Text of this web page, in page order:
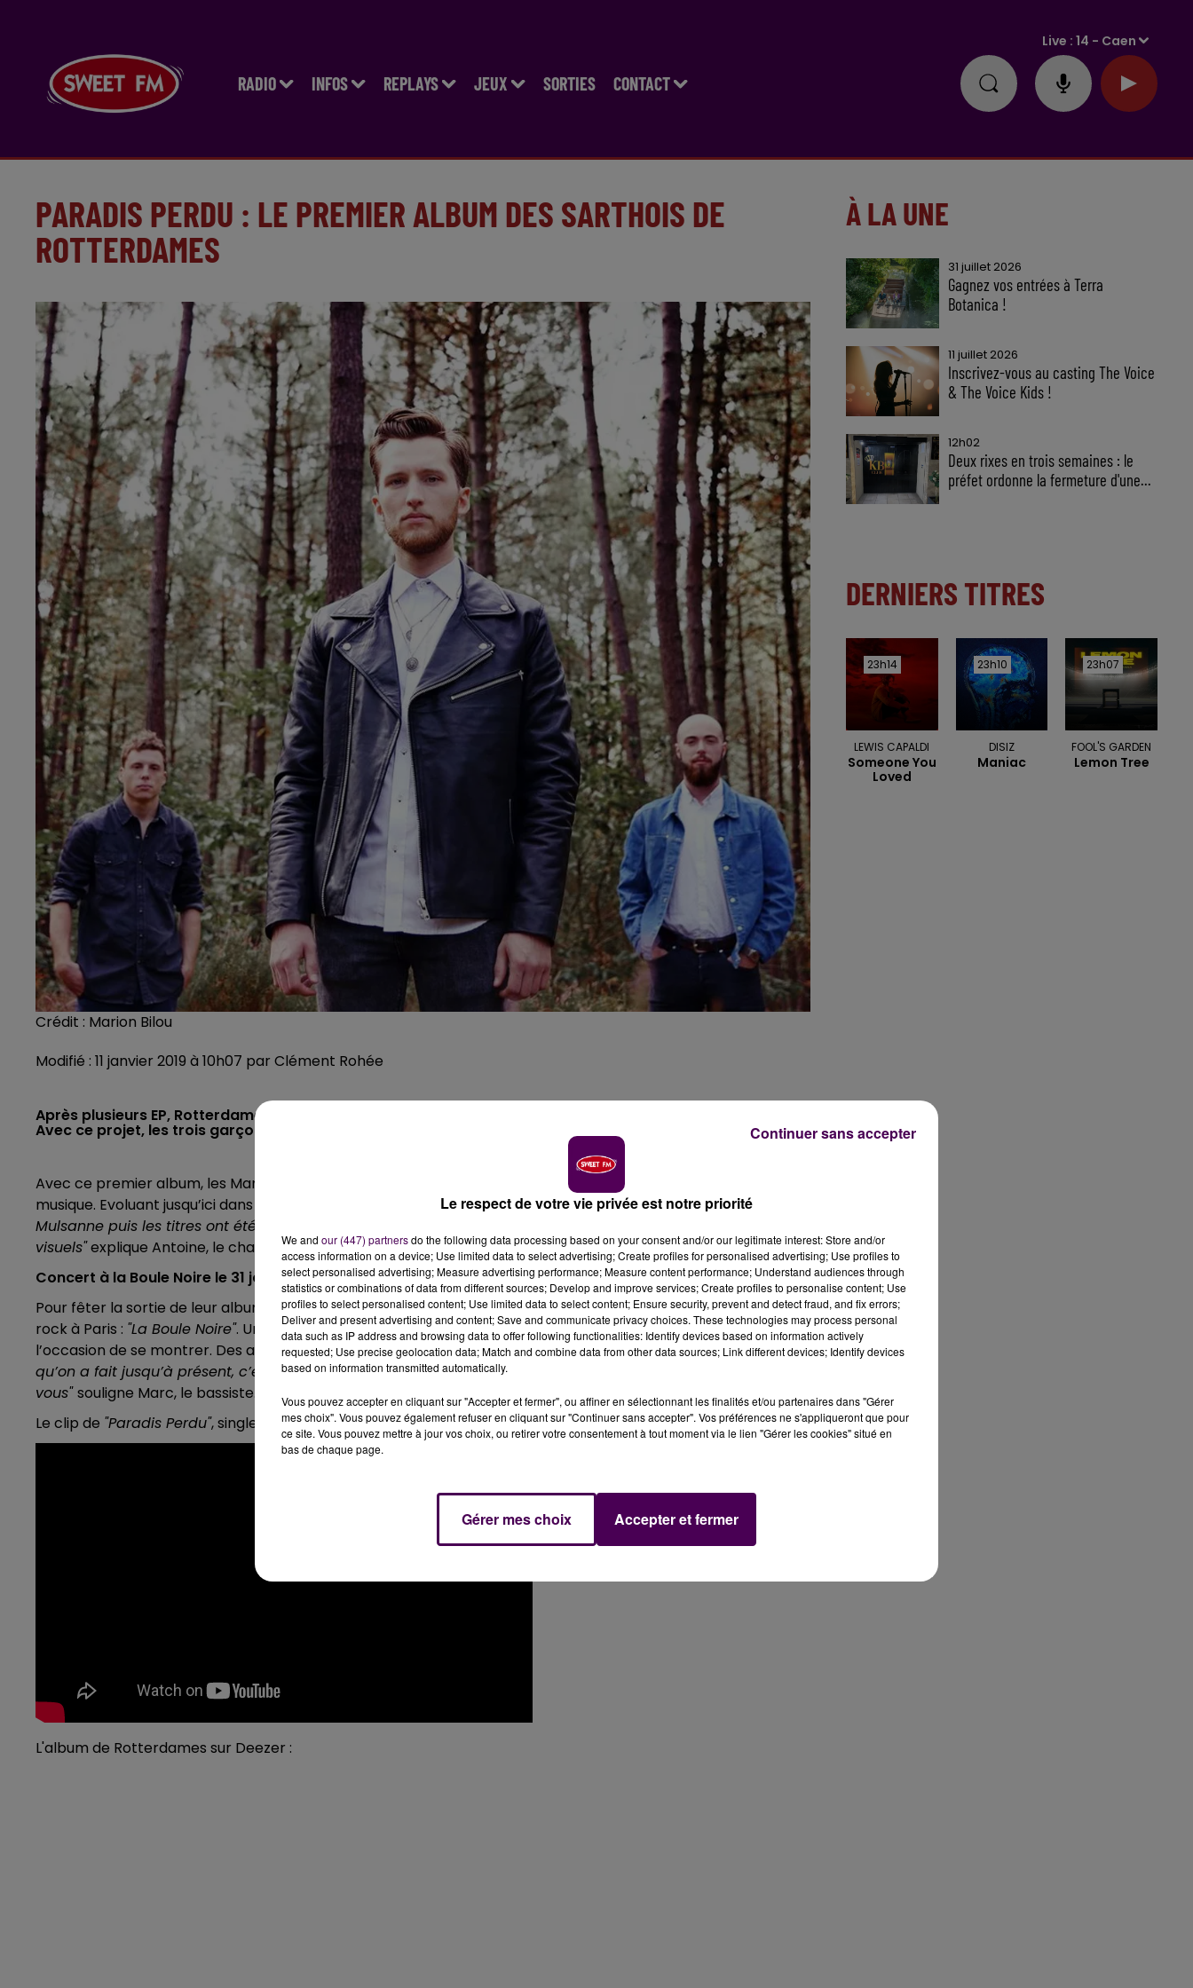
RADIO INFOS REPLAYS JEUX SORTIES CONTACT
Live :14 - Caen
PARADIS PERDU : LE PREMIER ALBUM DES SARTHOIS DE
ROTTERDAMES
Crédit : Marion Bilou
Modifié : 11 janvier 2019 à 10h07 par Clément Rohée
Après plusieurs EP, Rotterdames dévoile dix titres, enregistrés à Mulsanne dans un studio professionnel.
Avec ce projet, les trois garçons du groupe pop-rock sarthois peuvent entrer dans la cour des grands.
Avec ce premier album, les Manceaux Antoine, Marc et Louis peuvent changer de catégorie dans l'univers de la
musique. Evoluant jusqu’ici dans le milieu amateur, le trio tend à se professionnaliser :"On a enregistré à
Mulsanne puis les titres ont été mixés à Bordeaux. On a aussi travaillé avec un graphiste pro pour les
visuels"explique Antoine, le chanteur de Rotterdames.
Concert à la Boule Noire le 31 janvier
Pour fêter la sortie de leur album, les jeunes Sarthois seront en concert le 31 janvier dans une salle mythique du
rock à Paris : "La Boule Noire". Une date cochée depuis longtemps sur leur calendrier. D’autant que ce sera
l’occasion de se montrer. Des acteurs du monde de la musique seront là."Ça met la pression mais le travail
qu’on a fait jusqu’à présent, c’est pour se professionaliser et ça passe par ce genre de rendez-
vous"souligne Marc, le bassiste.
Le clip de "Paradis Perdu", single éponyme de l'album, a dépassé les 100 000 vues sur Youtube :
L'album de Rotterdames sur Deezer :
À LA UNE
31 juillet 2026
Gagnez vos entrées à Terra
Botanica !
11 juillet 2026
Inscrivez-vous au casting The Voice
& The Voice Kids !
12h02
Deux rixes en trois semaines : le
préfet ordonne la fermeture d'une...
DERNIERS TITRES
23h14
23h14
LEWIS CAPALDI
Someone You
Loved
23h10
23h10
DISIZ
Maniac
23h07
23h07
FOOL'S GARDEN
Lemon Tree
Le respect de votre vie privée est notre priorité
We and our (447) partnersdo the following data processing based on your consent and/or our legitimate interest: Store and/or
access information on a device; Use limited data to select advertising; Create profiles for personalised advertising; Use profiles to
select personalised advertising; Measure advertising performance; Measure content performance; Understand audiences through
statistics or combinations of data from different sources; Develop and improve services; Create profiles to personalise content; Use
profiles to select personalised content; Use limited data to select content; Ensure security, prevent and detect fraud, and fix errors;
Deliver and present advertising and content; Save and communicate privacy choices. These technologies may process personal
data such as IP address and browsing data to offer following functionalities: Identify devices based on information actively
requested; Use precise geolocation data; Match and combine data from other data sources; Link different devices; Identify devices
based on information transmitted automatically.
Vous pouvez accepter en cliquant sur "Accepter et fermer", ou affiner en sélectionnant les finalités et/ou partenaires dans "Gérer
mes choix". Vous pouvez également refuser en cliquant sur "Continuer sans accepter". Vos préférences ne s'appliqueront que pour
ce site. Vous pouvez mettre à jour vos choix, ou retirer votre consentement à tout moment via le lien "Gérer les cookies" situé en
bas de chaque page.
Gérer mes choix Accepter et fermer
Continuer sans accepter